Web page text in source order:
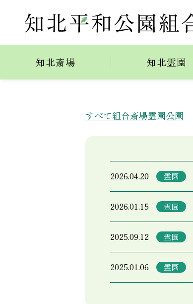
知北斎場 知北霊園
お知らせ
すべて組合斎場霊園公園
2026.04.20 霊園
2026.01.15 霊園
2025.09.12 霊園
2025.01.06 霊園